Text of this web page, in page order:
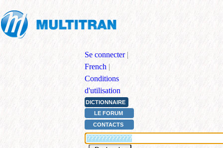
Se connecter |
French |
Conditions
d'utilisation
DICTIONNAIRE
LE FORUM
CONTACTS